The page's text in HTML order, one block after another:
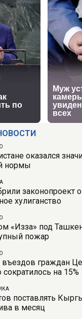
оказался
нормы
законопроект
хулиганство
«Изза» под
пожар
въездов граждан
на 15%
поставлять
в месяц